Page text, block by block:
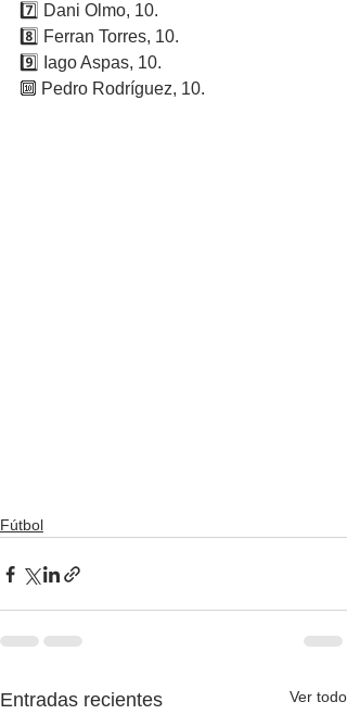
7️⃣ Dani Olmo, 10.
8️⃣ Ferran Torres, 10.
9️⃣ Iago Aspas, 10.
🔟 Pedro Rodríguez, 10.
Fútbol
Entradas recientes Ver todo